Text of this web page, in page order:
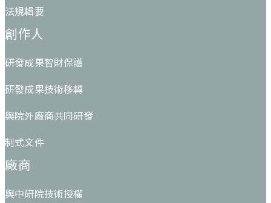
法規輯要
創作人
研發成果智財保護
研發成果技術移轉
與院外廠商共同研發
制式文件
廠商
與中研院技術授權